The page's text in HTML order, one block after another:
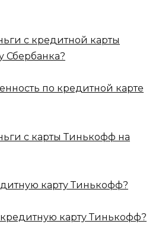
с кредитной карты
Сбербанка?
по кредитной карте
с карты Тинькофф на
карту Тинькофф?
карту Тинькофф?